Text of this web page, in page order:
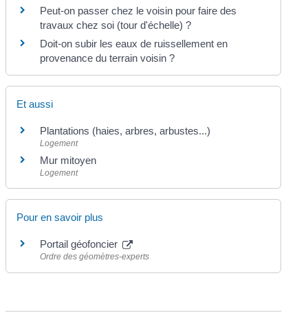
Peut-on passer chez le voisin pour faire des
travaux chez soi (tour d'échelle) ?
Doit-on subir les eaux de ruissellement en
provenance du terrain voisin ?
Et aussi
Plantations (haies, arbres, arbustes...)
Logement
Mur mitoyen
Logement
Pour en savoir plus
Portail géofoncier
Ordre des géomètres-experts